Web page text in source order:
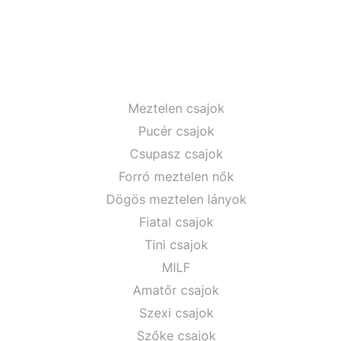
Meztelen csajok
Pucér csajok
Csupasz csajok
Forró meztelen nők
Dögös meztelen lányok
Fiatal csajok
Tini csajok
MILF
Amatőr csajok
Szexi csajok
Szőke csajok